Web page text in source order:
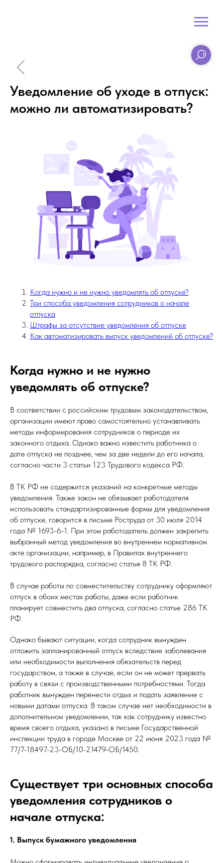
Уведомление об уходе в отпуск:
можно ли автоматизировать?
Когда нужно и не нужно уведомлять об отпуске?
Три способа уведомления сотрудников о начале
отпуска
Штрафы за отсутствие уведомления об отпуске
Как автоматизировать выпуск уведомлений об отпуске?
Когда нужно и не нужно
уведомлять об отпуске?
В соответствии с российским трудовым законодательством,
организации имеют право самостоятельно устанавливать
методы информирования сотрудников о периоде их
законного отдыха. Однако важно известить работника о
дате отпуска не позднее, чем за две недели до его начала,
согласно части 3 статьи 123 Трудового кодекса РФ.
В ТК РФ не содержится указаний на конкретные методы
уведомления. Также закон не обязывает работодателя
использовать стандартизированные формы для уведомления
об отпуске, говорится в письме Роструда от 30 июля 2014
года № 1693-6-1. При этом работодатель должен закрепить
выбранный метод уведомления во внутреннем нормативном
акте организации, например, в Правилах внутреннего
трудового распорядка, согласно статье 8 ТК РФ.
В случае работы по совместительству сотруднику оформляют
отпуск в обоих местах работы, даже если работник
планирует совместить два отпуска, согласно статье 286 ТК
РФ.
Однако бывают ситуации, когда сотрудник вынужден
отложить запланированный отпуск вследствие заболевания
или необходимости выполнения обязательств перед
государством, а также в случае, если он не может прервать
работу в связи с производственными потребностями. Тогда
работник вынужден перенести отдых и подать заявление с
новыми датами отпуска. В таком случае нет необходимости в
дополнительном уведомлении, так как сотруднику известно
время своего отдыха, указано в письме Государственной
инспекции труда в городе Москве от 22 июня 2023 года №
77/7-18497-23-ОБ/10-21479-ОБ/1450.
Существует три основных способа
уведомления сотрудников о
начале отпуска:
1. Выпуск бумажного уведомления